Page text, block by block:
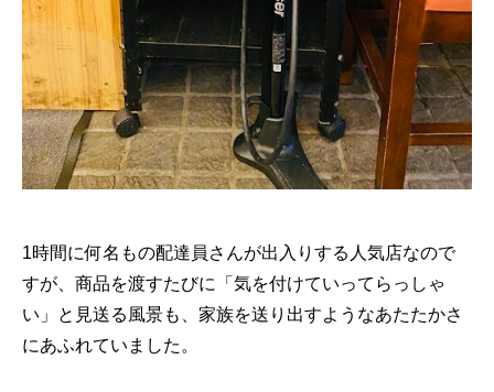
1時間に何名もの配達員さんが出入りする人気店なので
すが、商品を渡すたびに「気を付けていってらっしゃ
い」と見送る風景も、家族を送り出すようなあたたかさ
にあふれていました。